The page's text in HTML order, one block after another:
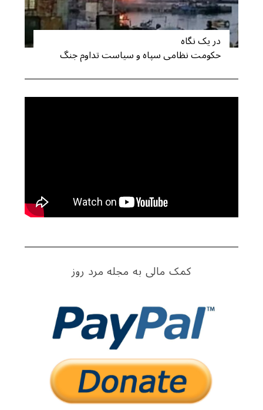
در یک نگاه
حکومت نظامی سپاه و سیاست تداوم جنگ
کمک مالی به مجله مرد روز